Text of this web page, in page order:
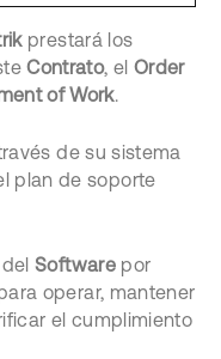
prestará los
Contrato, el Order
of Work.
de su sistema
plan de soporte
delSoftwarepor
operar, mantener
el cumplimiento